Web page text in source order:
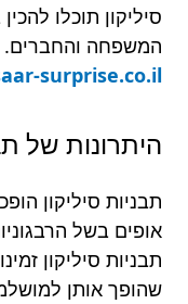
סיליקון תוכלו
המשפחה והחברים.
surprise.co.il/
היתרונות של
תבניות סיליקון
אופים בשל
תבניות סיליקון
שהופך אותן